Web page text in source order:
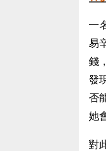
一
易
錢
發
否
她
對